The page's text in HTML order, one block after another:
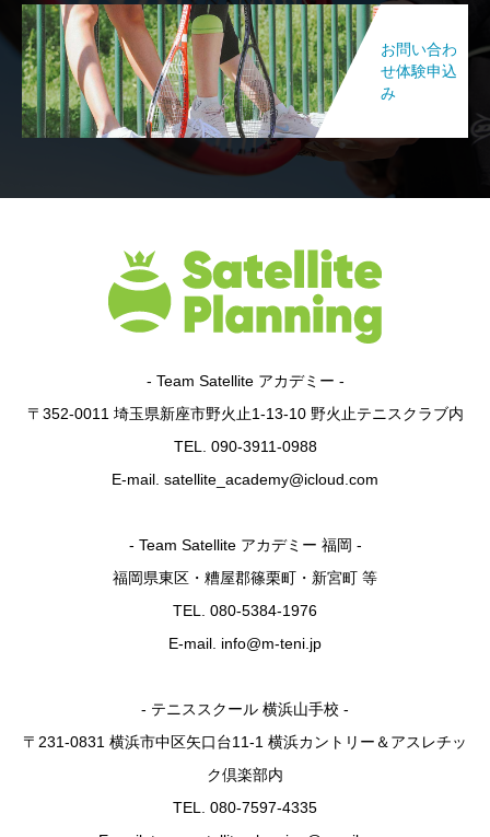
お問い合わ
せ体験申込
み
- Team Satellite アカデミー -
〒352-0011 埼玉県新座市野火止1-13-10 野火止テニスクラブ内
TEL. 090-3911-0988
E-mail. satellite_academy@icloud.com
- Team Satellite アカデミー 福岡 -
福岡県東区・糟屋郡篠栗町・新宮町 等
TEL. 080-5384-1976
E-mail. info@m-teni.jp
- テニススクール 横浜山手校 -
〒231-0831 横浜市中区矢口台11-1 横浜カントリー＆アスレチッ
ク倶楽部内
TEL. 080-7597-4335